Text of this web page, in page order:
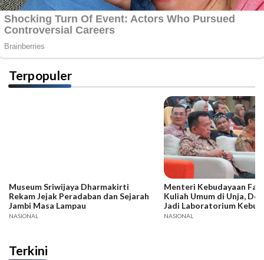
Terpopuler
Museum Sriwijaya Dharmakirti
Rekam Jejak Peradaban dan Sejarah
Jambi Masa Lampau
NASIONAL
Menteri Kebudayaan
Kuliah Umum di Unja,
Jadi Laboratorium
NASIONAL
Terkini